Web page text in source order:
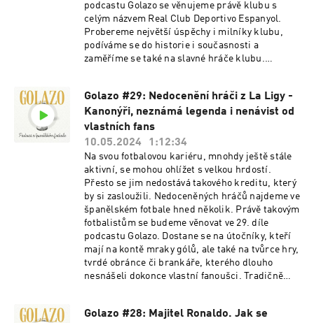
podcastu Golazo se věnujeme právě klubu s
celým názvem Real Club Deportivo Espanyol.
Probereme největší úspěchy i milníky klubu,
podíváme se do historie i současnosti a
zaměříme se také na slavné hráče klubu.
ani na aktuality, pikantnost týdne a pravidelné
rubriky. Užijte si poslech.
Golazo #29: Nedocenění hráči z La Ligy -
Kanonýři, neznámá legenda i nenávist od
vlastních fans
10.05.2024
1:12:34
Na svou fotbalovou kariéru, mnohdy ještě stále
aktivní, se mohou ohlížet s velkou hrdostí.
Přesto se jim nedostává takového kreditu, který
by si zasloužili. Nedoceněných hráčů najdeme ve
španělském fotbale hned několik. Právě takovým
fotbalistům se budeme věnovat ve 29. díle
podcastu Golazo. Dostane se na útočníky, kteří
mají na kontě mraky gólů, ale také na tvůrce hry,
tvrdé obránce či brankáře, kterého dlouho
nesnášeli dokonce vlastní fanoušci. Tradičně
Golazo #28: Majitel Ronaldo. Jak se